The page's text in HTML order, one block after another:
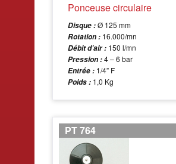
Ponceuse circulaire
Disque :Ø 125 mm
Rotation : 16.000/mn
Débit d’air : 150 l/mn
Pression :4 – 6 bar
Entrée : 1/4” F
Poids : 1,0 Kg
PT 764